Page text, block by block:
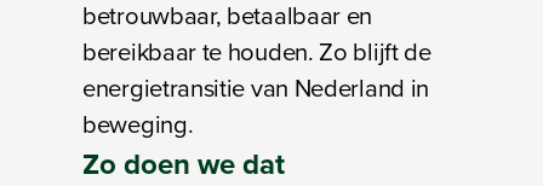
betrouwbaar, betaalbaar en
bereikbaar te houden. Zo blijft de
energietransitie van Nederland in
beweging.
Zo doen we dat